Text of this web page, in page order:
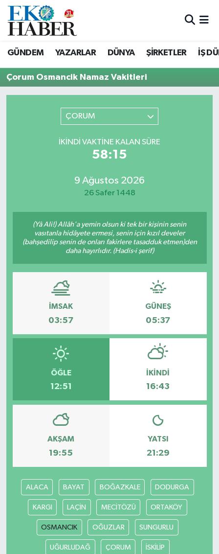
GÜNDEM YAZARLAR DÜNYA ŞİRKETLER İŞ
Çorum Osmancik Namaz Vakitleri
ÇORUM
İKINDI VAKTINE KALAN SÜRE
58:15
9 Ağustos 2026
26 Safer 1448
(Yâ Ali!) Allâh'a yemin olsun ki tek bir kişinin senin
vasıtanla hidâyete ermesi, senin için kızıl develer
(bahşedilip senin de onları fakirlere tasadduk etmen)den
daha hayırlıdır. (Hadis-i şerif)
İMSAK
03:57
GÜNEŞ
05:37
ÖĞLE
12:51
İKINDI
16:43
AKŞAM
19:55
YATSI
21:29
ALACA BAYAT BOĞAZKALE DODURGA
KARGI LAÇİN MECİTÖZÜ ORTAKÖY
OSMANCIK OĞUZLAR SUNGURLU
UĞURLUDAĞ ÇORUM İSKİLİP
Hava Durumu
Süper Lig Puan Durumu ve Fikstür
Tüm Manşetler
Son Dakika Haberleri